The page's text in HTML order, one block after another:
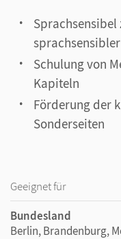
Schulung von
Kapiteln
Förderung der
Sonderseiten
Geeignet für
Bundesland
Berlin, Brandenburg,